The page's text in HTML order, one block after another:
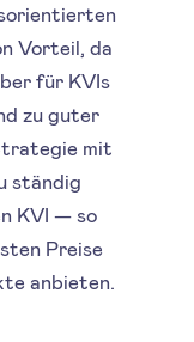
Vorteil, da
für KVIs
zu guter
mit
ständig
KVI — so
Preise
anbieten.